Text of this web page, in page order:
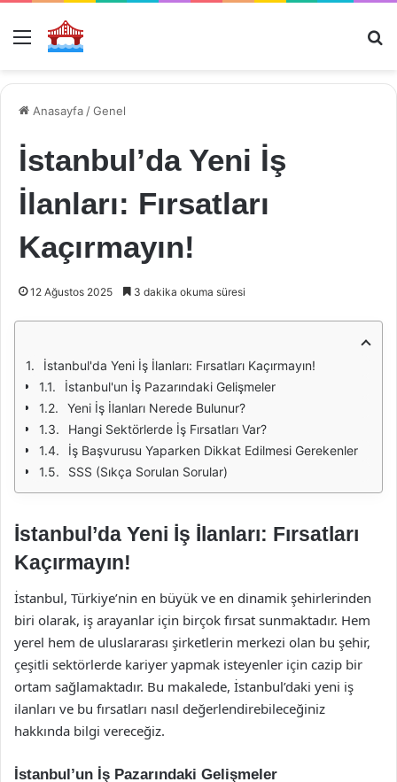
Menü
Anasayfa /Genel
İstanbul’da Yeni İş
İlanları: Fırsatları
Kaçırmayın!
12 Ağustos 2025 3 dakika okuma süresi
İstanbul'da Yeni İş İlanları: Fırsatları Kaçırmayın!
İstanbul'un İş Pazarındaki Gelişmeler
Yeni İş İlanları Nerede Bulunur?
Hangi Sektörlerde İş Fırsatları Var?
İş Başvurusu Yaparken Dikkat Edilmesi Gerekenler
SSS (Sıkça Sorulan Sorular)
İstanbul’da Yeni İş İlanları: Fırsatları
Kaçırmayın!
İstanbul, Türkiye’nin en büyük ve en dinamik şehirlerinden
biri olarak, iş arayanlar için birçok fırsat sunmaktadır. Hem
yerel hem de uluslararası şirketlerin merkezi olan bu şehir,
çeşitli sektörlerde kariyer yapmak isteyenler için cazip bir
ortam sağlamaktadır. Bu makalede, İstanbul’daki yeni iş
ilanları ve bu fırsatları nasıl değerlendirebileceğiniz
hakkında bilgi vereceğiz.
İstanbul’un İş Pazarındaki Gelişmeler